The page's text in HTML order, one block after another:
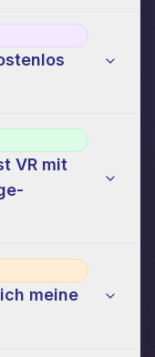
VR mit
meine